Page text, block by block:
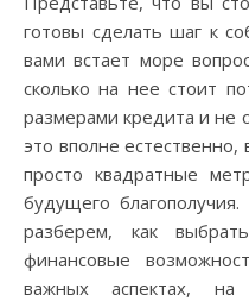
готовы сделать шаг к
вами встает море
сколько на нее стоит
размерами кредита и не
это вполне
просто квадратные
будущего
разберем, как
финансовые
важных аспектах,